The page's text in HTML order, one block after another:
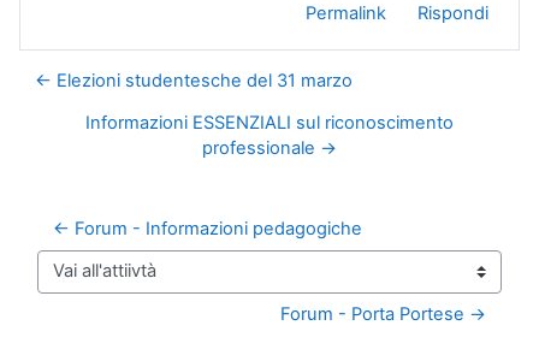
Permalink
Rispondi
← Elezioni studentesche del 31 marzo
Informazioni ESSENZIALI sul riconoscimento
professionale →
← Forum - Informazioni pedagogiche
Vai all'attiivtà
Forum - Porta Portese →